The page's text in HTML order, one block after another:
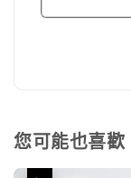
您可能也喜歡